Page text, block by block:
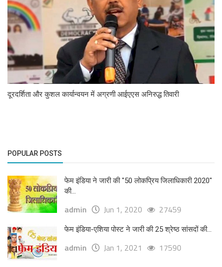
दूरदर्शिता और कुशल कार्यान्वयन में अग्रणी आईएएस अनिरुद्ध तिवारी
POPULAR POSTS
फेम इंडिया ने जारी की "50 लोकप्रिय जिलाधिकारी 2020"
की...
admin Jun 1, 2020 27459
फेम इंडिया-एशिया पोस्ट ने जारी की 25 श्रेष्ठ सांसदों की...
admin Jan 1, 2021 17590